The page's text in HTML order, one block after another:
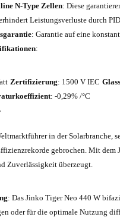
N-Type Zellen: Diese
Leistungsverluste durch
: Garantie auf eine
:
Zertifizierung: 1500 V IEC
: -0,29% /°C
in der Solarbranche,
gebrochen. Mit
Zuverlässigkeit überzeugt.
: Das Jinko Tiger Neo 440 W
oder für die optimale Nutzung